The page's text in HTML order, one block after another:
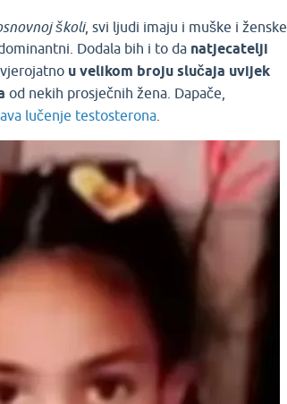
školi, svi ljudi imaju i muške i ženske
Dodala bih i to da natjecatelji
u velikom broju slučaja uvijek
od nekih prosječnih žena. Dapače,
lučenje testosterona